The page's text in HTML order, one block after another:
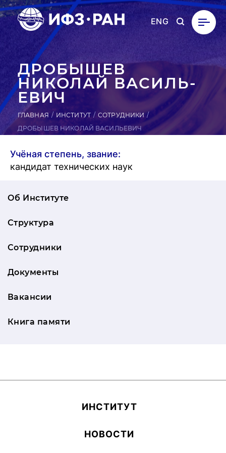
ENG
ДРО­БЫШЕВ
НИКОЛАЙ ВА­СИЛЬ­
ЕВИЧ
ГЛАВНАЯ ИНСТИТУТ
СОТРУДНИКИ
ДРОБЫШЕВ НИКОЛАЙ ВАСИЛЬЕВИЧ
Учёная степень, звание:
кандидат технических наук
Об Институте
Структура
Сотрудники
Документы
Вакансии
Книга памяти
ИН­СТИ­ТУТ
НОВОСТИ